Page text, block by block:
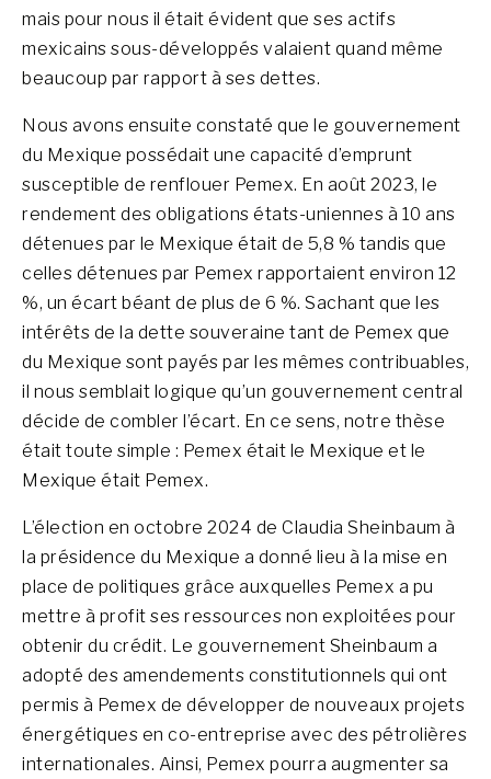
mais pour nous il était évident que ses actifs
mexicains sous-développés valaient quand même
beaucoup par rapport à ses dettes.
Nous avons ensuite constaté que le gouvernement
du Mexique possédait une capacité d’emprunt
susceptible de renflouer Pemex. En août 2023, le
rendement des obligations états-uniennes à 10 ans
détenues par le Mexique était de 5,8 % tandis que
celles détenues par Pemex rapportaient environ 12
%, un écart béant de plus de 6 %. Sachant que les
intérêts de la dette souveraine tant de Pemex que
du Mexique sont payés par les mêmes contribuables,
il nous semblait logique qu’un gouvernement central
décide de combler l’écart. En ce sens, notre thèse
était toute simple : Pemex était le Mexique et le
Mexique était Pemex.
L’élection en octobre 2024 de Claudia Sheinbaum à
la présidence du Mexique a donné lieu à la mise en
place de politiques grâce auxquelles Pemex a pu
mettre à profit ses ressources non exploitées pour
obtenir du crédit. Le gouvernement Sheinbaum a
adopté des amendements constitutionnels qui ont
permis à Pemex de développer de nouveaux projets
énergétiques en co-entreprise avec des pétrolières
internationales. Ainsi, Pemex pourra augmenter sa